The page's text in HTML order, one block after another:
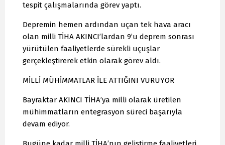
tespit çalışmalarında görev yaptı.
Depremin hemen ardından uçan tek hava aracı
olan milli TİHA AKINCI’lardan 9’u deprem sonrası
yürütülen faaliyetlerde sürekli uçuşlar
gerçekleştirerek etkin olarak görev aldı.
MİLLİ MÜHİMMATLAR İLE ATTIĞINI VURUYOR
Bayraktar AKINCI TİHA’ya milli olarak üretilen
mühimmatların entegrasyon süreci başarıyla
devam ediyor.